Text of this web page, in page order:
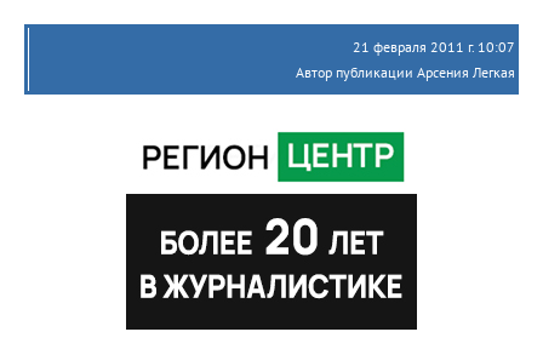
21 февраля 2011 г. 10:07
Автор публикации Арсения Легкая